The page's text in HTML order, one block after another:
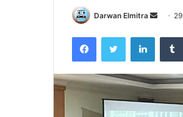
Darwan Elmitra
Send
email
FacebookTwitter